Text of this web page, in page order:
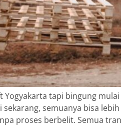
Yogyakarta tapi bingung
sekarang, semuanya bisa
proses berbelit. Semua